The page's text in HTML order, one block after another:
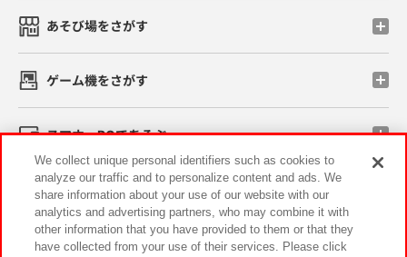
あそび場をさがす
ゲーム機をさがす
スマホ・PCであそぶ
イベント・キャンペーン
We collect unique personal identifiers such as cookies to
analyze our traffic and to personalize content and ads. We
share information about your use of our website with our
analytics and advertising partners, who may combine it with
other information that you have provided to them or that they
have collected from your use of their services. Please click